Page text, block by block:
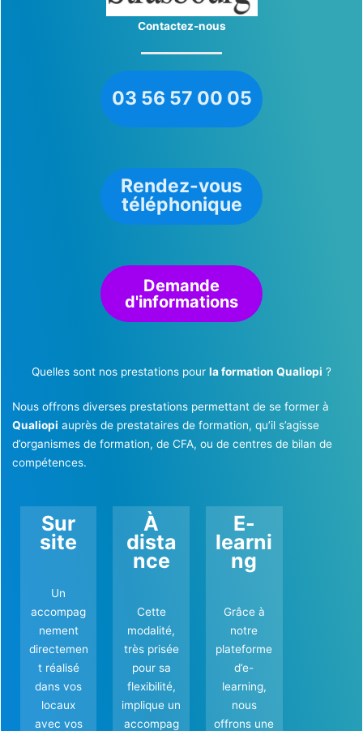
Contactez-nous
03 56 57 00 05
Rendez-vous
téléphonique
Demande
d'informations
Quelles sont nos prestations pour la formation Qualiopi ?
Nous offrons diverses prestations permettant de se former à
Qualiopi auprès de prestataires de formation, qu’il s’agisse
d’organismes de formation, de CFA, ou de centres de bilan de
compétences.
Sur
site
Un
accompag
nement
directemen
t réalisé
dans vos
locaux
avec vos
À
dista
nce
Cette
modalité,
très prisée
pour sa
flexibilité,
implique un
accompag
E-
learni
ng
Grâce à
notre
plateforme
d’e-
learning,
nous
offrons une